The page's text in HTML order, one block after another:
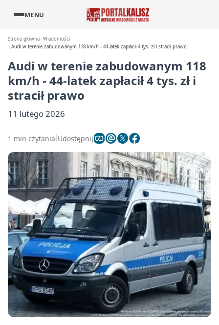
MENU
Strona główna Wiadomości
Audi w terenie zabudowanym 118 km/h - 44-latek zapłacił 4 tys. zł i stracił prawo
Audi w terenie zabudowanym 118
km/h - 44-latek zapłacił 4 tys. zł i
stracił prawo
11 lutego 2026
1 min czytania Udostępnij